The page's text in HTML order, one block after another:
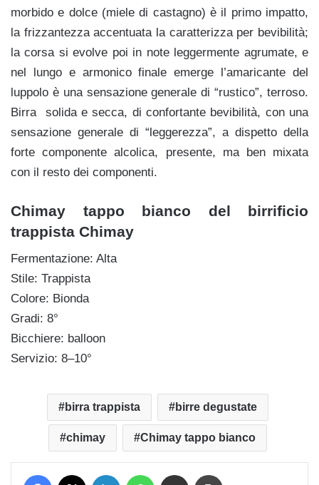
morbido e dolce (miele di castagno) è il primo impatto,
la frizzantezza accentuata la caratterizza per bevibilità;
la corsa si evolve poi in note leggermente agrumate, e
nel lungo e armonico finale emerge l’amaricante del
luppolo è una sensazione generale di “rustico”, terroso.
Birra solida e secca, di confortante bevibilità, con una
sensazione generale di “leggerezza”, a dispetto della
forte componente alcolica, presente, ma ben mixata
con il resto dei componenti.
Chimay tappo bianco del birrificio
trappista Chimay
Fermentazione: Alta
Stile: Trappista
Colore: Bionda
Gradi: 8°
Bicchiere: balloon
Servizio: 8–10°
birra trappista birre degustate
chimay Chimay tappo bianco
Facebook LinkedIn WhatsApp Condividi via mail